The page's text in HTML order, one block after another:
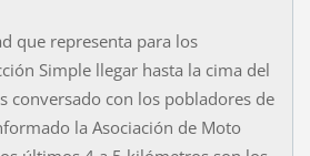
que representa para los
Simple llegar hasta la cima del
conversado con los pobladores de
la Asociación de Moto